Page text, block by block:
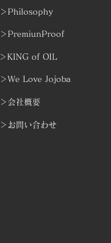
＞Philosophy
＞PremiunProof
＞KING of OIL
＞We Love Jojoba
＞会社概要
＞お問い合わせ